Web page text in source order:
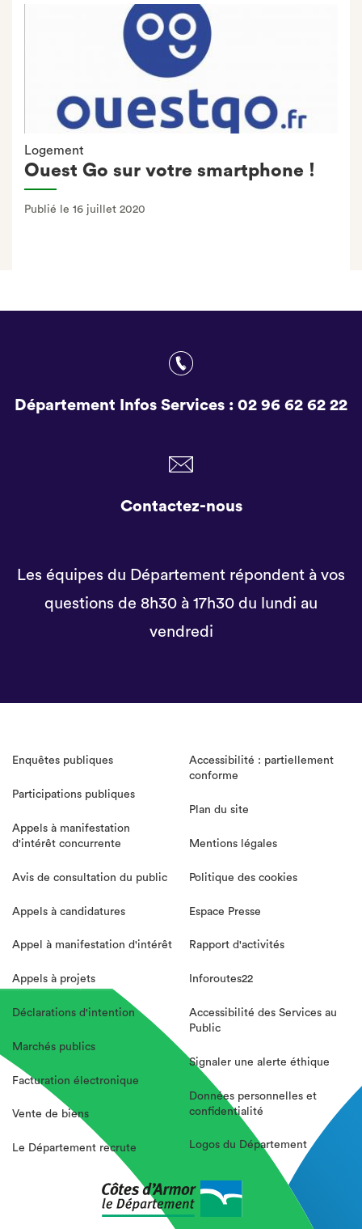
Logement
Ouest Go sur votre smartphone !
Publié le 16 juillet 2020
Département Infos Services : 02 96 62 62 22
Contactez-nous
Les équipes du Département répondent à vos
questions de 8h30 à 17h30 du lundi au
vendredi
Enquêtes publiques
Participations publiques
Appels à manifestation
d'intérêt concurrente
Avis de consultation du public
Appels à candidatures
Appel à manifestation d'intérêt
Appels à projets
Déclarations d'intention
Marchés publics
Facturation électronique
Vente de biens
Le Département recrute
Accessibilité : partiellement
conforme
Plan du site
Mentions légales
Politique des cookies
Espace Presse
Rapport d'activités
Inforoutes22
Accessibilité des Services au
Public
Signaler une alerte éthique
Données personnelles et
confidentialité
Logos du Département